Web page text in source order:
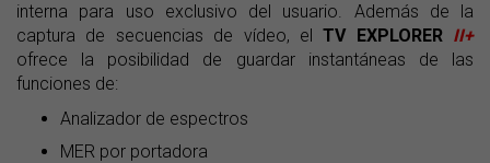
interna para uso exclusivo del usuario. Además de la
captura de secuencias de vídeo, elTV EXPLORER II+
ofrece la posibilidad de guardar instantáneas de las
funciones de:
Analizador de espectros
MER por portadora